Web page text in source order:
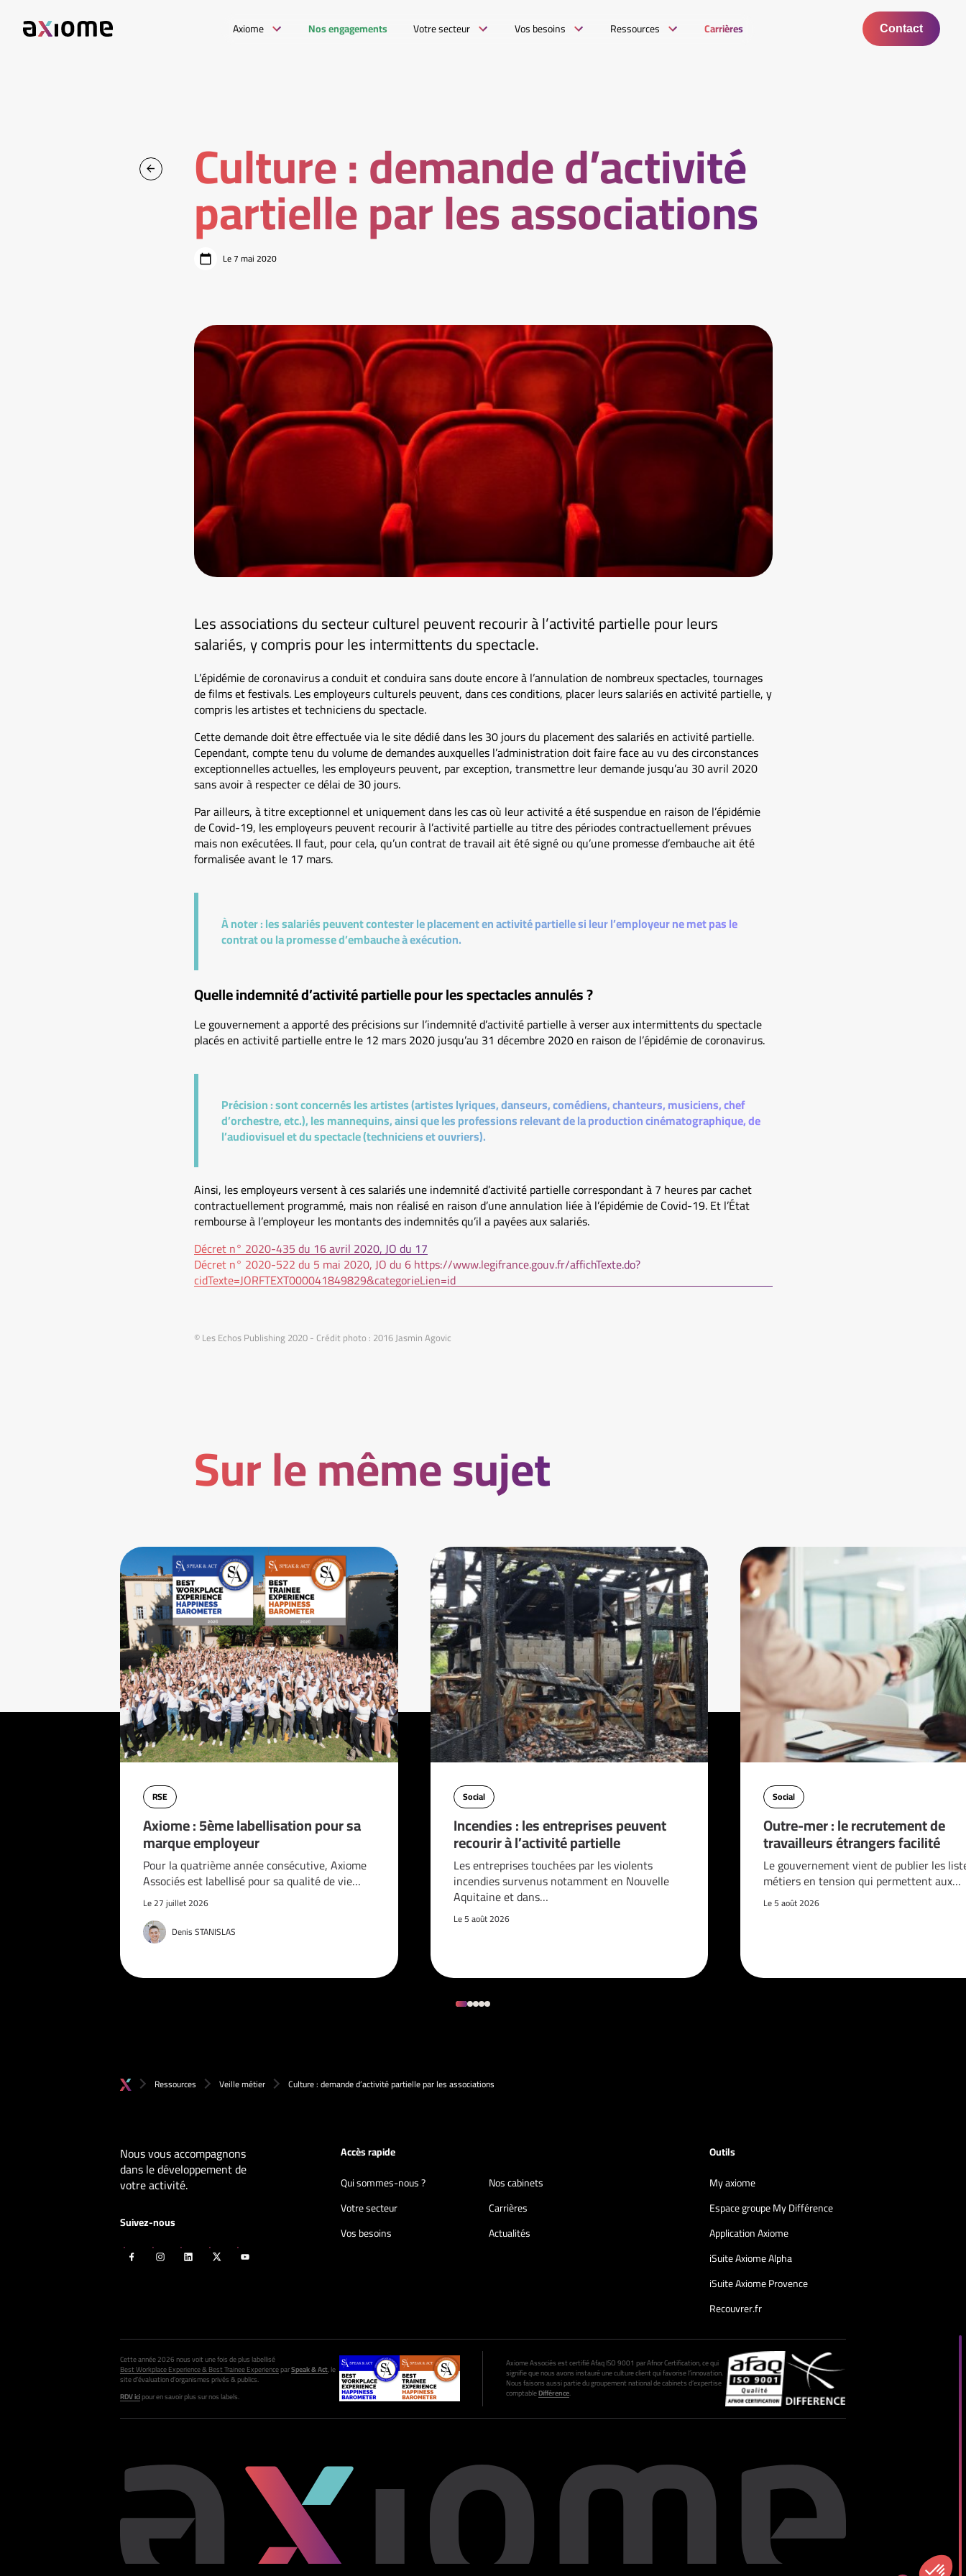
Axiome Nos engagements Votre secteur Vos besoins Ressources Carrières Contact
Culture : demande d’activité
partielle par les associations
Le 7 mai 2020
Les associations du secteur culturel peuvent recourir à l’activité partielle pour leurs
salariés, y compris pour les intermittents du spectacle.
L’épidémie de coronavirus a conduit et conduira sans doute encore à l’annulation de nombreux spectacles, tournages
de films et festivals. Les employeurs culturels peuvent, dans ces conditions, placer leurs salariés en activité partielle, y
compris les artistes et techniciens du spectacle.
Cette demande doit être effectuée via le site dédié dans les 30 jours du placement des salariés en activité partielle.
Cependant, compte tenu du volume de demandes auxquelles l’administration doit faire face au vu des circonstances
exceptionnelles actuelles, les employeurs peuvent, par exception, transmettre leur demande jusqu’au 30 avril 2020
sans avoir à respecter ce délai de 30 jours.
Par ailleurs, à titre exceptionnel et uniquement dans les cas où leur activité a été suspendue en raison de l’épidémie
de Covid-19, les employeurs peuvent recourir à l’activité partielle au titre des périodes contractuellement prévues
mais non exécutées. Il faut, pour cela, qu’un contrat de travail ait été signé ou qu’une promesse d’embauche ait été
formalisée avant le 17 mars.
À noter :les salariés peuvent contester le placement en activité partielle si leur l’employeur ne met pas le
contrat ou la promesse d’embauche à exécution.
Quelle indemnité d’activité partielle pour les spectacles annulés ?
Le gouvernement a apporté des précisions sur l’indemnité d’activité partielle à verser aux intermittents du spectacle
placés en activité partielle entre le 12 mars 2020 jusqu’au 31 décembre 2020 en raison de l’épidémie de coronavirus.
Précision :sont concernés les artistes (artistes lyriques, danseurs, comédiens, chanteurs, musiciens, chef
d’orchestre, etc.), les mannequins, ainsi que les professions relevant de la production cinématographique, de
l’audiovisuel et du spectacle (techniciens et ouvriers).
Ainsi, les employeurs versent à ces salariés une indemnité d’activité partielle correspondant à 7 heures par cachet
contractuellement programmé, mais non réalisé en raison d’une annulation liée à l’épidémie de Covid-19. Et l’État
rembourse à l’employeur les montants des indemnités qu’il a payées aux salariés.
Décret n° 2020-435 du 16 avril 2020, JO du 17
Décret n° 2020-522 du 5 mai 2020, JO du 6 https://www.legifrance.gouv.fr/affichTexte.do?
cidTexte=JORFTEXT000041849829&categorieLien=id
© Les Echos Publishing 2020 - Crédit photo : 2016 Jasmin Agovic
Sur le même sujet
RSE
Axiome : 5ème labellisation pour sa
marque employeur
Pour la quatrième année consécutive, Axiome
Associés est labellisé pour sa qualité de vie…
Le 27 juillet 2026
Denis STANISLAS
Social
Incendies : les entreprises peuvent
recourir à l’activité partielle
Les entreprises touchées par les violents
incendies survenus notamment en Nouvelle
Aquitaine et dans…
Le 5 août 2026
Social
Outre-mer : le recrutement de
travailleurs étrangers facilité
Le gouvernement vient de publier les
métiers en tension qui permettent aux…
Le 5 août 2026
Ressources Veille métier Culture : demande d’activité partielle par les associations
Nous vous accompagnons
dans le développement de
votre activité.
Suivez-nous
Accès rapide
Qui sommes-nous ?
Nos cabinets
Votre secteur
Carrières
Vos besoins
Actualités
Outils
My axiome
Espace groupe My Différence
Application Axiome
iSuite Axiome Alpha
iSuite Axiome Provence
Recouvrer.fr
Cette année 2026 nous voit une fois de plus labellisé
Best Workplace Experience & Best Trainee ExperienceparSpeak & Act, le
site d’évaluation d’organismes privés & publics.
RDV icipour en savoir plus sur nos labels.
Axiome Associés est certifié Afaq ISO 9001 par Afnor Certification, ce qui
signifie que nous avons instauré une culture client qui favorise l’innovation.
Nous faisons aussi partie du groupement national de cabinets d’expertise
comptableDifférence.